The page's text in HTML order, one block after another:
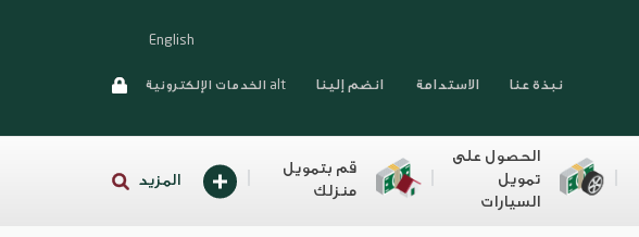
English
نبذة عنا الاستدامة انضم إلينا alt الخدمات الإلكترونية
الحصول على
تمويل
السيارات
قم بتمويل
منزلك
المزيد